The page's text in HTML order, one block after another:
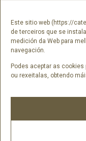
Este sitio web (https://
de terceiros que se
medición da Web para
navegación.
Podes aceptar as cookies
ou rexeitalas, obtendo